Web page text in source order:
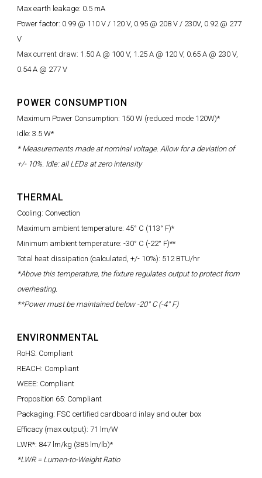
Max earth leakage: 0.5 mA
Power factor: 0.99 @ 110 V / 120 V, 0.95 @ 208 V / 230V, 0.92 @ 277
V
Max current draw: 1.50 A @ 100 V, 1.25 A @ 120 V, 0.65 A @ 230 V,
0.54 A @ 277 V
POWER CONSUMPTION
Maximum Power Consumption: 150 W (reduced mode 120W)*
Idle: 3.5 W*
* Measurements made at nominal voltage. Allow for a deviation of
+/- 10%. Idle: all LEDs at zero intensity
THERMAL
Cooling: Convection
Maximum ambient temperature: 45° C (113° F)*
Minimum ambient temperature: -30° C (-22° F)**
Total heat dissipation (calculated, +/- 10%): 512 BTU/hr
*Above this temperature, the fixture regulates output to protect from
overheating.
**Power must be maintained below -20° C (-4° F)
ENVIRONMENTAL
RoHS: Compliant
REACH: Compliant
WEEE: Compliant
Proposition 65: Compliant
Packaging: FSC certified cardboard inlay and outer box
Efficacy (max output): 71 lm/W
LWR*: 847 lm/kg (385 lm/lb)*
*LWR = Lumen-to-Weight Ratio